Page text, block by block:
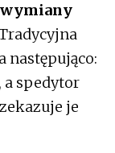
wymiany
następująco:
spedytor
je